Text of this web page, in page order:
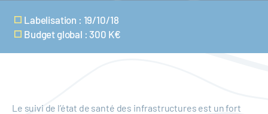
Labelisation : 19/10/18
Budget global : 300 K€
Le suivi de l’état de santé des infrastructures est un fort